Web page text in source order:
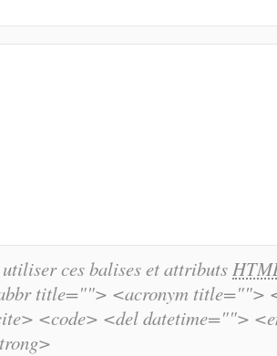
utiliser ces balises et attributs
title=""> <acronym title="">
<code> <del datetime="">